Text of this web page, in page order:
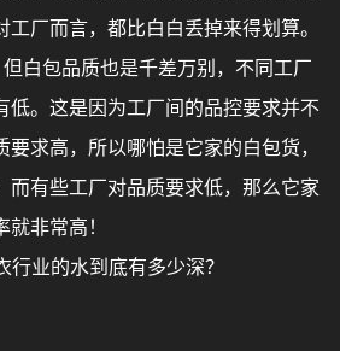
工厂而言，都比白白丢掉来得划算。
白包品质也是千差万别，不同工厂
低。这是因为工厂间的品控要求并不
求高，所以哪怕是它家的白包货，
而有些工厂对品质要求低，那么它家
非常高！